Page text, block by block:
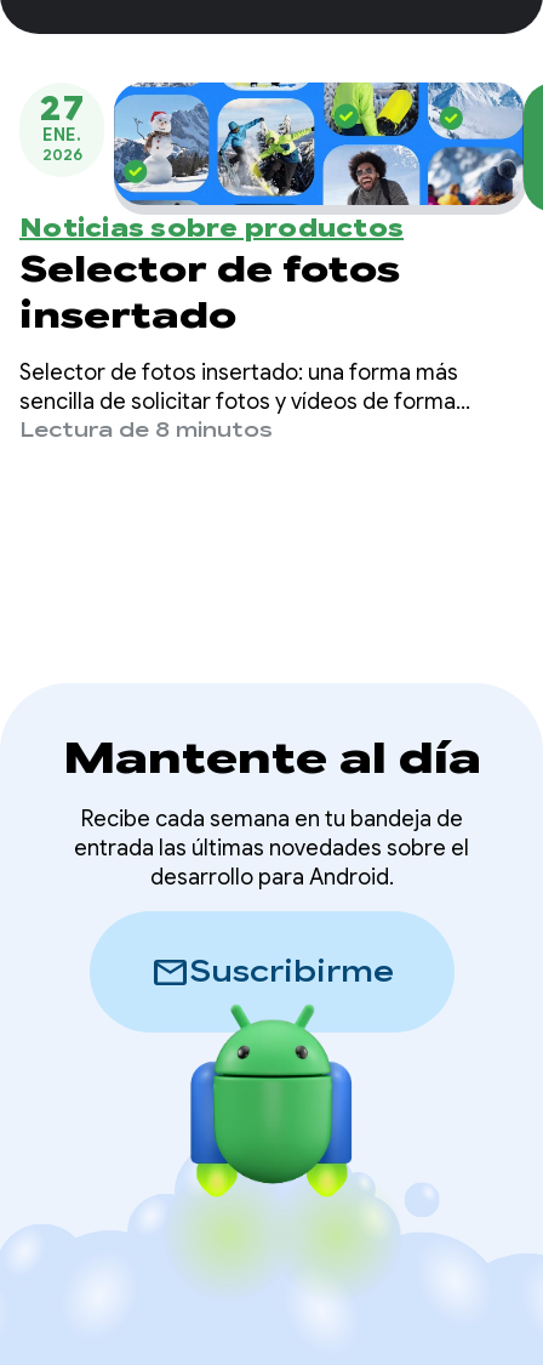
27
ENE.
2026
Noticias sobre productos
Selector de fotos
insertado
Selector de fotos insertado: una forma más
sencilla de solicitar fotos y vídeos de forma
privada en tu aplicación.
Lectura de 8 minutos
Mantente al día
Recibe cada semana en tu bandeja de
entrada las últimas novedades sobre el
desarrollo para Android.
mailSuscribirme